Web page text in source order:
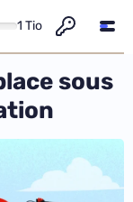
1 Tio
sous